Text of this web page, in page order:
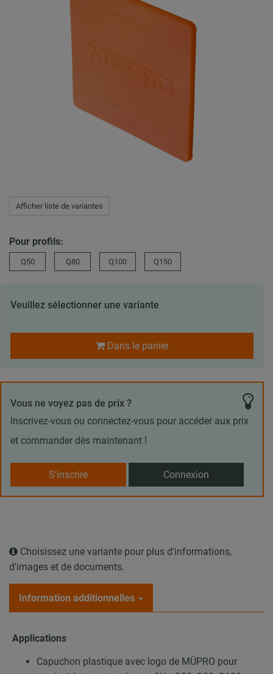
Afficher liste de variantes
Pour profils:
Q50 Q80 Q100 Q150
Veuillez sélectionner une variante
Dans le panier
Vous ne voyez pas de prix ?
Inscrivez-vous ou connectez-vous pour accéder aux prix
et commander dès maintenant !
S'inscrire Connexion
Choisissez une variante pour plus d'informations,
d'images et de documents.
Information additionnelles
Applications
Capuchon plastique avec logo de MÜPRO pour